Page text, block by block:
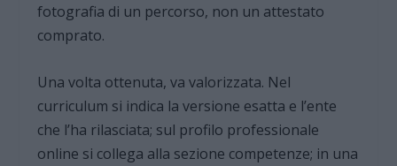
fotografia di un percorso, non un attestato
comprato.
Una volta ottenuta, va valorizzata. Nel
curriculum si indica la versione esatta e l’ente
che l’ha rilasciata; sul profilo professionale
online si collega alla sezione competenze; in una